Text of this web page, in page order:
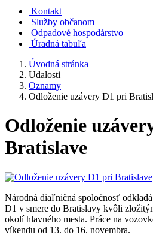
Kontakt
Služby občanom
Odpadové hospodárstvo
Úradná tabuľa
Úvodná stránka
Udalosti
Oznamy
Odloženie uzávery D1 pri
Odloženie
Bratislave
Národná diaľničná spoločnosť
D1 v smere do Bratislavy kvôli
okolí hlavného mesta. Práce na
víkendu od 13. do 16. novembra.